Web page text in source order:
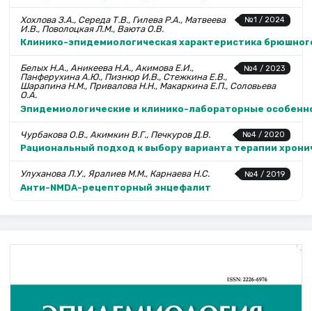
№1 / 2024
Хохлова З.А., Середа Т.В., Гилева Р.А., Матвеева
И.В., Поволоцкая Л.М., Ваюта О.В.
Клинико-эпидемиологическая характеристика
№4 / 2023
Белых Н.А., Аникеева Н.А., Акимова Е.И.,
Панферухина А.Ю., Пизнюр И.В., Стежкина Е.В.,
Шарапина Н.М., Привалова Н.Н., Макаркина Е.П., Соловьева
О.А.
Эпидемиологические и клинико-лабораторные
№4 / 2020
Чурбакова О.В., Акимкин В.Г., Печкуров Д.В.
Рациональный подход к выбору варианта терапии
№4 / 2019
Улуханова Л.У., Яралиев М.М., Карнаева Н.С.
Анти-NMDA-рецепторный энцефалит